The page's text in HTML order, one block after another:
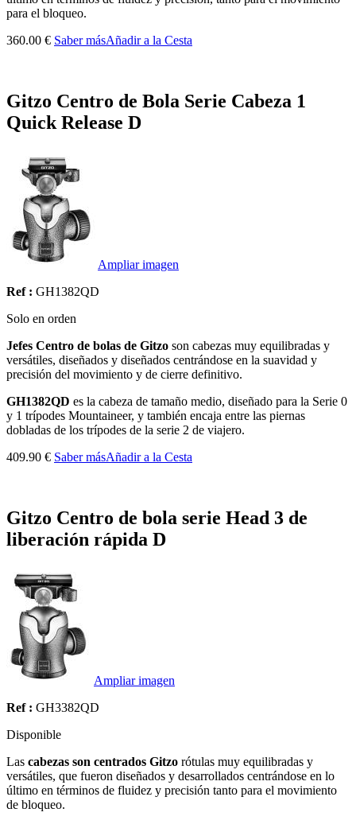
para el bloqueo.
360.00 € Saber másAñadir a la Cesta
Gitzo Centro de Bola Serie Cabeza 1
Quick Release D
Ampliar imagen
Ref : GH1382QD
Solo en orden
Jefes Centro de bolas de Gitzo son cabezas muy equilibradas y
versátiles, diseñados y diseñados centrándose en la suavidad y
precisión del movimiento y de cierre definitivo.
GH1382QD es la cabeza de tamaño medio, diseñado para la Serie 0
y 1 trípodes Mountaineer, y también encaja entre las piernas
dobladas de los trípodes de la serie 2 de viajero.
409.90 € Saber másAñadir a la Cesta
Gitzo Centro de bola serie Head 3 de
liberación rápida D
Ampliar imagen
Ref : GH3382QD
Disponible
Las cabezas son centrados Gitzo rótulas muy equilibradas y
versátiles, que fueron diseñados y desarrollados centrándose en lo
último en términos de fluidez y precisión tanto para el movimiento
de bloqueo.